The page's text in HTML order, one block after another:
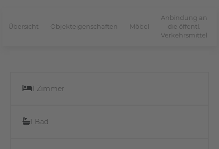
Übersicht Objekteigenschaften Möbel
Anbindung an
die öffentl.
Verkehrsmittel
1 Zimmer
1 Bad